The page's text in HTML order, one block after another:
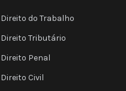
Direito do Trabalho
Direito Tributário
Direito Penal
Direito Civil